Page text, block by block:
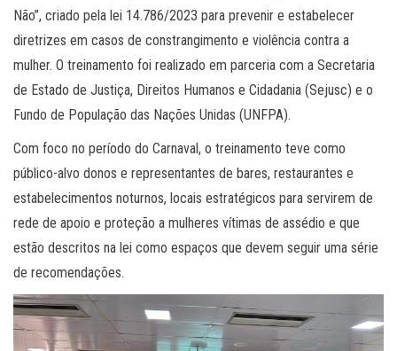
Não”, criado pela lei 14.786/2023 para prevenir e estabelecer
diretrizes em casos de constrangimento e violência contra a
mulher. O treinamento foi realizado em parceria com a Secretaria
de Estado de Justiça, Direitos Humanos e Cidadania (Sejusc) e o
Fundo de População das Nações Unidas (UNFPA).
Com foco no período do Carnaval, o treinamento teve como
público-alvo donos e representantes de bares, restaurantes e
estabelecimentos noturnos, locais estratégicos para servirem de
rede de apoio e proteção a mulheres vítimas de assédio e que
estão descritos na lei como espaços que devem seguir uma série
de recomendações.